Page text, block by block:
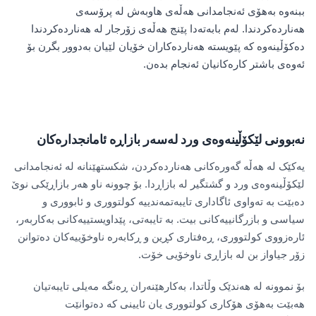
ببنەوە بەهۆی ئەنجامدانی هەڵەی هاوبەش لە پرۆسەی
هەناردەکردندا. لەم بابەتەدا پێنج هەڵەی زۆرجار لە هەناردەکردندا
دەکۆڵینەوە کە پێویستە هەناردەکاران خۆیان لێیان بەدوور بگرن بۆ
ئەوەی باشتر کارەکانیان ئەنجام بدەن.
نەبوونی لێکۆڵینەوەی ورد لەسەر بازاڕە ئامانجدارەکان
یەکێک لە هەڵە گەورەکانی هەناردەکردن، شکستهێنانە لە ئەنجامدانی
لێکۆڵینەوەی ورد و گشتگیر لە بازاڕدا. بۆ چوونە ناو هەر بازاڕێکی نوێ
دەبێت بە تەواوی ئاگاداری تایبەتمەندییە کولتووری و ئابووری و
سیاسی و بازرگانییەکانی بیت. بە تایبەتی، پێداویستییەکانی بەکاربەر،
ئارەزووی کولتووری، ڕەفتاری کڕین و ڕکابەرە ناوخۆییەکان دەتوانن
زۆر جیاواز بن لە بازاڕی ناوخۆیی خۆت.
بۆ نموونە لە هەندێک وڵاتدا، بەکارهێنەران ڕەنگە مەیلی تایبەتیان
هەبێت بەهۆی هۆکاری کولتووری یان ئایینی کە دەتوانێت